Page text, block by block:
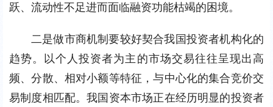
跃、流动性不足进而面临融资功能枯竭的困境。
二是做市商机制要较好契合我国投资者机构化的
趋势。以个人投资者为主的市场交易往往呈现出高
频、分散、相对小额等特征，与中心化的集合竞价交
易制度相匹配。我国资本市场正在经历明显的投资者